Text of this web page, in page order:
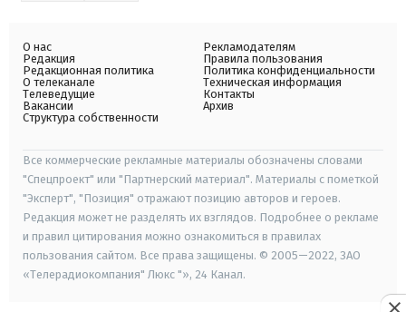
О нас
Редакция
Редакционная политика
О телеканале
Телеведущие
Вакансии
Структура собственности
Рекламодателям
Правила пользования
Политика конфиденциальности
Техническая информация
Контакты
Архив
Все коммерческие рекламные материалы обозначены словами
"Спецпроект" или "Партнерский материал". Материалы с пометкой
"Эксперт", "Позиция" отражают позицию авторов и героев.
Редакция может не разделять их взглядов. Подробнее о рекламе
и правил цитирования можно ознакомиться в правилах
пользования сайтом. Все права защищены. © 2005—2022, ЗАО
«Телерадиокомпания" Люкс "», 24 Канал.